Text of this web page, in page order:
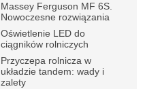
Massey Ferguson MF 6S.
Nowoczesne rozwiązania
Oświetlenie LED do
ciągników rolniczych
Przyczepa rolnicza w
układzie tandem: wady i
zalety